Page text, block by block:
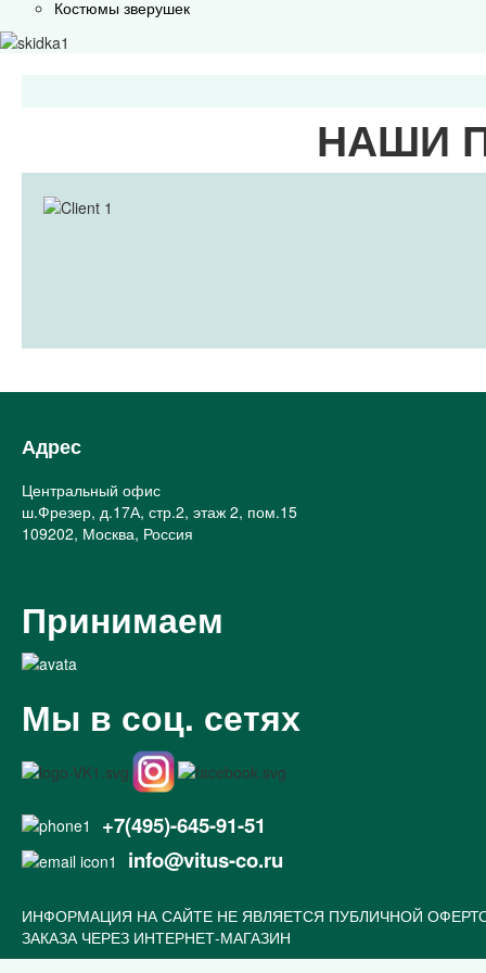
Костюмы зверушек
НАШИ
Адрес
Центральный офис
ш.Фрезер, д.17А, стр.2, этаж 2, пом.15
109202, Москва, Россия
Принимаем
Мы в соц. сетях
+7(495)-645-91-51
info@vitus-co.ru
ИНФОРМАЦИЯ НА САЙТЕ НЕ ЯВЛЯЕТСЯ ПУБЛИЧНОЙ
ЗАКАЗА ЧЕРЕЗ ИНТЕРНЕТ-МАГАЗИН